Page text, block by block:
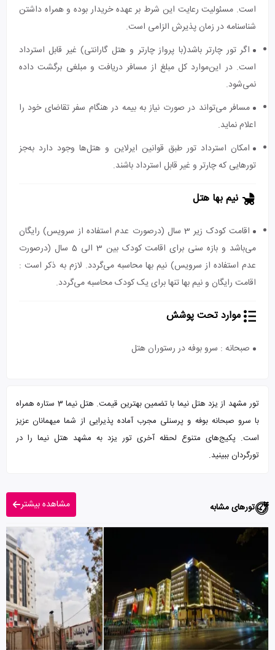
است. مسئولیت رعایت این شرط بر عهده خریدار بوده و همراه داشتن
شناسنامه در زمان پذیرش الزامی است.
اگر تور چارتر باشد(با پرواز چارتر و هتل گارانتی) غیر قابل استرداد
است. در این‌موارد کل مبلغ از مسافر دریافت و مبلغی برگشت داده
نمی‌شود.
مسافر می‌تواند در صورت نیاز به بیمه در هنگام سفر تقاضای خود را
اعلام نماید.
امکان استرداد تور طبق قوانین ایرلاین و هتل‌ها وجود دارد به‌جز
تورهایی که چارتر و غیر قابل استرداد باشند.
نیم بها هتل
اقامت کودک زیر 3 سال (درصورت عدم استفاده از سرویس) رایگان
می‌باشد و بازه سنی برای اقامت کودک بین 3 الی 5 سال (درصورت
عدم استفاده از سرویس) نیم بها محاسبه می‌گردد. لازم به ذکر است :
اقامت رایگان و نیم بها تنها برای یک کودک محاسبه می‌گردد.
موارد تحت پوشش
صبحانه : سرو بوفه در رستوران هتل
تور مشهد از یزد هتل نیما با تضمین بهترین قیمت. هتل نیما 3 ستاره همراه
با سرو صبحانه بوفه و پرسنلی مجرب آماده پذیرایی از شما میهمانان عزیز
است. پکیج‌های متنوع لحظه آخری تور یزد به مشهد هتل نیما را در
تورگردان ببینید.
تورهای مشابه مشاهده بیشتر